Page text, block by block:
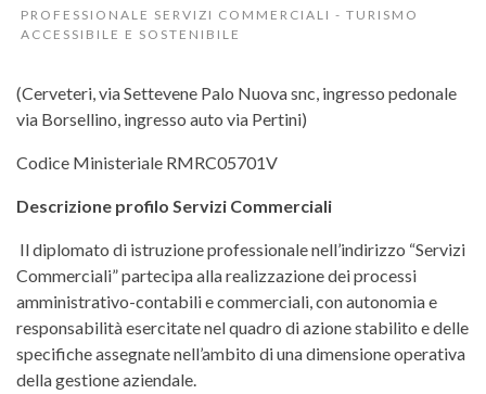
PROFESSIONALE SERVIZI COMMERCIALI - TURISMO
ACCESSIBILE E SOSTENIBILE
(Cerveteri, via Settevene Palo Nuova snc, ingresso pedonale
via Borsellino, ingresso auto via Pertini)
Codice Ministeriale RMRC05701V
Descrizione profilo Servizi Commerciali
Il diplomato di istruzione professionale nell’indirizzo “Servizi
Commerciali” partecipa alla realizzazione dei processi
amministrativo-contabili e commerciali, con autonomia e
responsabilità esercitate nel quadro di azione stabilito e delle
specifiche assegnate nell’ambito di una dimensione operativa
della gestione aziendale.